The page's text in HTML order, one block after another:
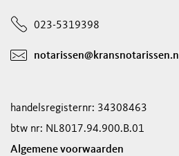
023-5319398
notarissen@kransnotarissen.nl
handelsregisternr: 34308463
btw nr: NL8017.94.900.B.01
Algemene voorwaarden